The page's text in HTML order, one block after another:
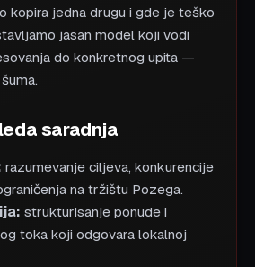
kopira jedna drugu i gde je teško
jasan model koji vodi
do konkretnog upita —
saradnja
razumevanje ciljeva, konkurencije
na tržištu Pozega.
strukturisanje ponude i
toka koji odgovara lokalnoj